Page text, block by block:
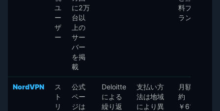
ユ
ー
ザ
ー
に2万
台以
上の
サー
バー
を掲
載
料プ
ラン
NordVPN
ス
ト
リ
公式
ペー
ジは
Deloitte
による
繰り返
支払い方
法は地域
により異
月額
約
￥617